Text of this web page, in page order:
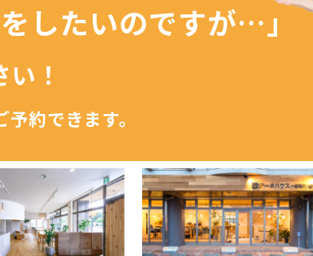
したいのですが…」
！
予約できます。